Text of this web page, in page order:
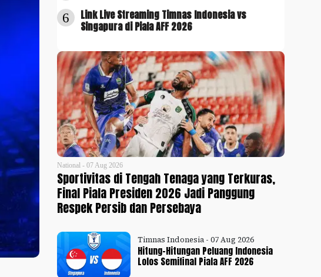
6
Link Live Streaming Timnas Indonesia vs
Singapura di Piala AFF 2026
National - 07 Aug 2026
Sportivitas di Tengah Tenaga yang Terkuras,
Final Piala Presiden 2026 Jadi Panggung
Respek Persib dan Persebaya
Timnas Indonesia - 07 Aug 2026
Hitung-Hitungan Peluang Indonesia
Lolos Semifinal Piala AFF 2026